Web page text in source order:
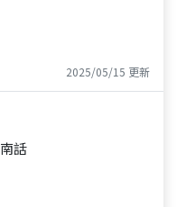
2025/05/15 更新
話